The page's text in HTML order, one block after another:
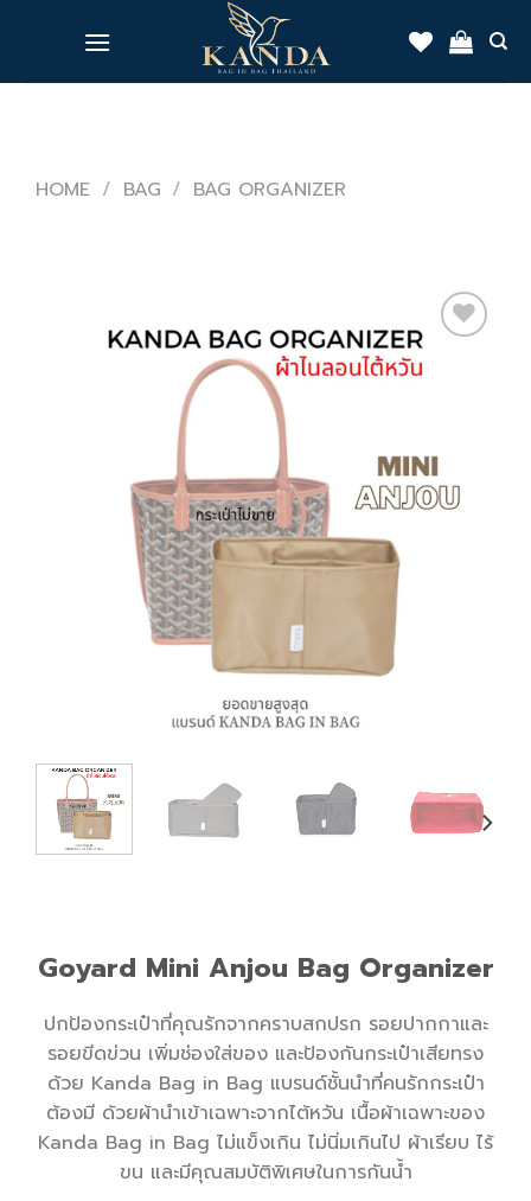
HOME / BAG / BAG ORGANIZER
Goyard Mini Anjou Bag Organizer
ปกป้องกระเป๋าที่คุณรักจากคราบสกปรก รอยปากกาและ
รอยขีดข่วน เพิ่มช่องใส่ของ และป้องกันกระเป๋าเสียทรง
ด้วย Kanda Bag in Bag แบรนด์ชั้นนำที่คนรักกระเป๋า
ต้องมี ด้วยผ้านำเข้าเฉพาะจากไต้หวัน เนื้อผ้าเฉพาะของ
Kanda Bag in Bag ไม่แข็งเกิน ไม่นิ่มเกินไป ผ้าเรียบ ไร้
ขน และมีคุณสมบัติพิเศษในการกันน้ำ